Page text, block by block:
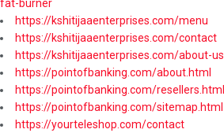
fat-burner
https://kshitijaaenterprises.com/menu
https://kshitijaaenterprises.com/contact
https://kshitijaaenterprises.com/about-us
https://pointofbanking.com/about.html
https://pointofbanking.com/resellers.html
https://pointofbanking.com/sitemap.html
https://yourteleshop.com/contact